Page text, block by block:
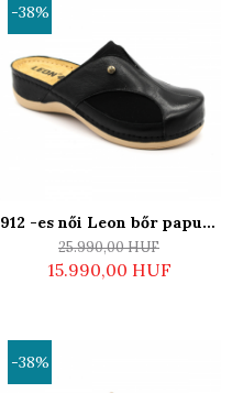
-38%
912 -es női Leon bőr papucs
- fekete
25.990,00 HUF
15.990,00 HUF
-38%